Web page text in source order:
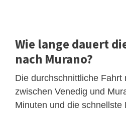
Wie lange dauert
nach Murano?
Die durchschnittliche Fahrt
zwischen Venedig und
Minuten und die schnellste